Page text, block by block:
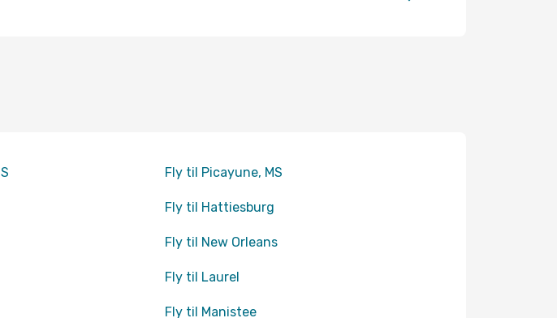
Fly til Picayune, MS
Fly til Hattiesburg
Fly til New Orleans
Fly til Laurel
Fly til Manistee